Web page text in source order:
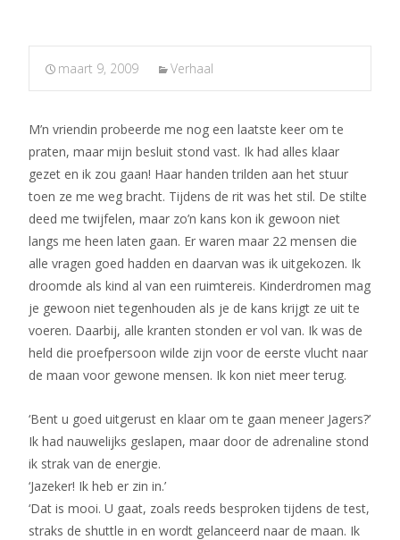
maart 9, 2009 Verhaal
M’n vriendin probeerde me nog een laatste keer om te
praten, maar mijn besluit stond vast. Ik had alles klaar
gezet en ik zou gaan! Haar handen trilden aan het stuur
toen ze me weg bracht. Tijdens de rit was het stil. De stilte
deed me twijfelen, maar zo’n kans kon ik gewoon niet
langs me heen laten gaan. Er waren maar 22 mensen die
alle vragen goed hadden en daarvan was ik uitgekozen. Ik
droomde als kind al van een ruimtereis. Kinderdromen mag
je gewoon niet tegenhouden als je de kans krijgt ze uit te
voeren. Daarbij, alle kranten stonden er vol van. Ik was de
held die proefpersoon wilde zijn voor de eerste vlucht naar
de maan voor gewone mensen. Ik kon niet meer terug.
‘Bent u goed uitgerust en klaar om te gaan meneer Jagers?’
Ik had nauwelijks geslapen, maar door de adrenaline stond
ik strak van de energie.
‘Jazeker! Ik heb er zin in.’
‘Dat is mooi. U gaat, zoals reeds besproken tijdens de test,
straks de shuttle in en wordt gelanceerd naar de maan. Ik